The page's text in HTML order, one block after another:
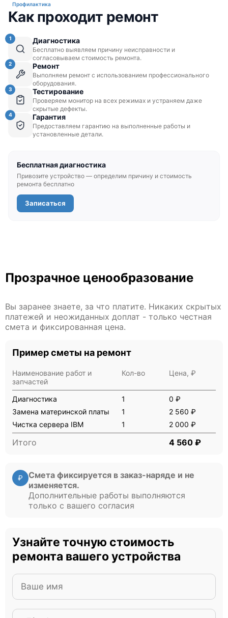
Профилактика
Как проходит ремонт
1 Диагностика
Бесплатно выявляем причину неисправности и
согласовываем стоимость ремонта.
2 Ремонт
Выполняем ремонт с использованием профессионального
оборудования.
3 Тестирование
Проверяем монитор на всех режимах и устраняем даже
скрытые дефекты.
4 Гарантия
Предоставляем гарантию на выполненные работы и
установленные детали.
Бесплатная диагностика
Привозите устройство — определим причину и стоимость
ремонта бесплатно
Записаться
Прозрачное ценообразование
Вы заранее знаете, за что платите. Никаких скрытых
платежей и неожиданных доплат - только честная
смета и фиксированная цена.
Пример сметы на ремонт
Наименование работ и
запчастей
Кол-во Цена, ₽
Диагностика 1
0 ₽
Замена материнской платы
1
2 560 ₽
Чистка сервера IBM
1 2 000 ₽
Итого 4 560 ₽
₽
Смета фиксируется в заказ-наряде и не
изменяется.
Дополнительные работы выполняются
только с вашего согласия
Узнайте точную стоимость
ремонта вашего устройства